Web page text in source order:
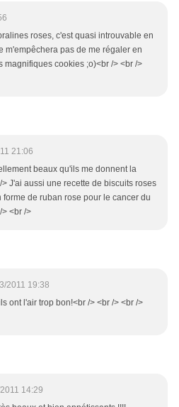
roses, c'est quasi introuvable en
m'empêchera pas de me régaler en
magnifiques cookies ;o)<br /> <br />
21:06
beaux qu'ils me donnent la
> J'ai aussi une recette de biscuits roses
de ruban rose pour le cancer du
<br />
2011 19:38
ont l'air trop bon!<br /> <br /> <br />
14:29